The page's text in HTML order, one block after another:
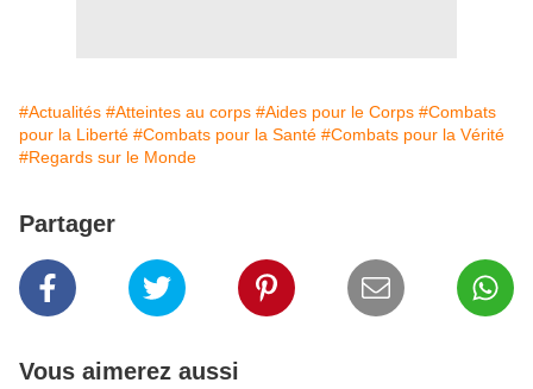
#Actualités #Atteintes au corps #Aides pour le Corps #Combats
pour la Liberté #Combats pour la Santé #Combats pour la Vérité
#Regards sur le Monde
Partager
Vous aimerez aussi